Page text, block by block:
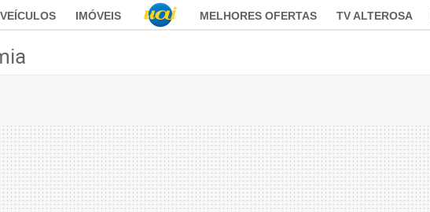
VEÍCULOS IMÓVEIS MELHORES OFERTAS TV ALTEROSA